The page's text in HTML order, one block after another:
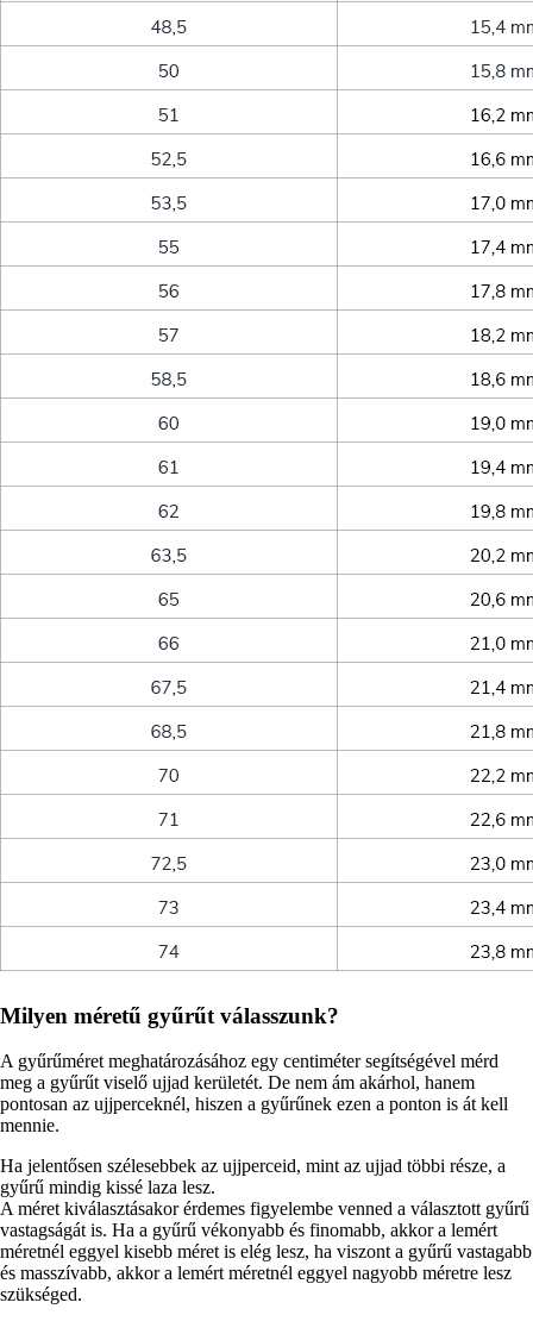
Milyen méretű gyűrűt válasszunk?
A gyűrűméret meghatározásához egy centiméter segítségével mérd
meg a gyűrűt viselő ujjad kerületét. De nem ám akárhol, hanem
pontosan az ujjperceknél, hiszen a gyűrűnek ezen a ponton is át kell
mennie.
Ha jelentősen szélesebbek az ujjperceid, mint az ujjad többi része, a
gyűrű mindig kissé laza lesz.
A méret kiválasztásakor érdemes figyelembe venned a választott gyűrű
vastagságát is. Ha a gyűrű vékonyabb és finomabb, akkor a lemért
méretnél eggyel kisebb méret is elég lesz, ha viszont a gyűrű vastagabb
és masszívabb, akkor a lemért méretnél eggyel nagyobb méretre lesz
szükséged.